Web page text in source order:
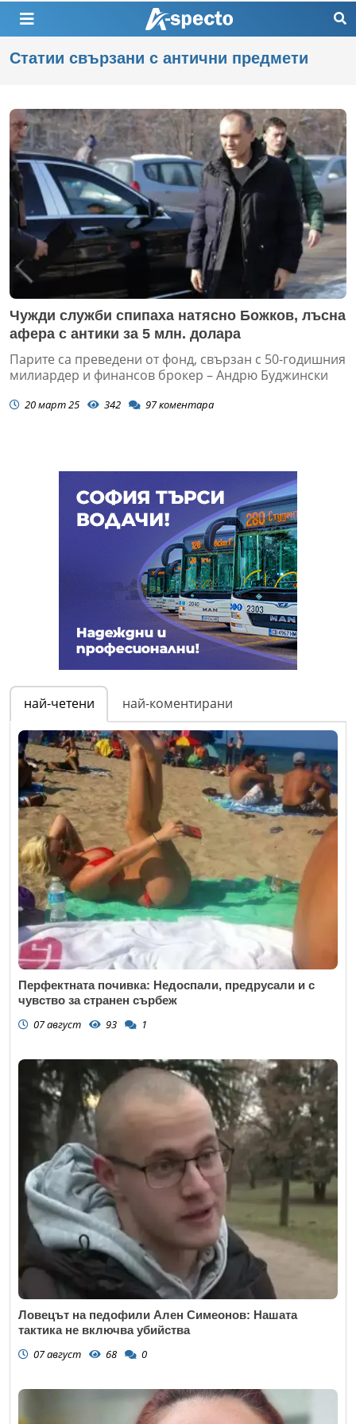
Статии свързани с антични предмети
Чужди служби спипаха натясно Божков, лъсна
афера с антики за 5 млн. долара
Парите са преведени от фонд, свързан с 50-годишния
милиардер и финансов брокер – Андрю Буджински
20 март 25 342 97коментара
най-четени най-коментирани
Перфектната почивка: Недоспали, предрусали и с
чувство за странен сърбеж
07 август 93 1
Ловецът на педофили Ален Симеонов: Нашата
тактика не включва убийства
07 август 68 0